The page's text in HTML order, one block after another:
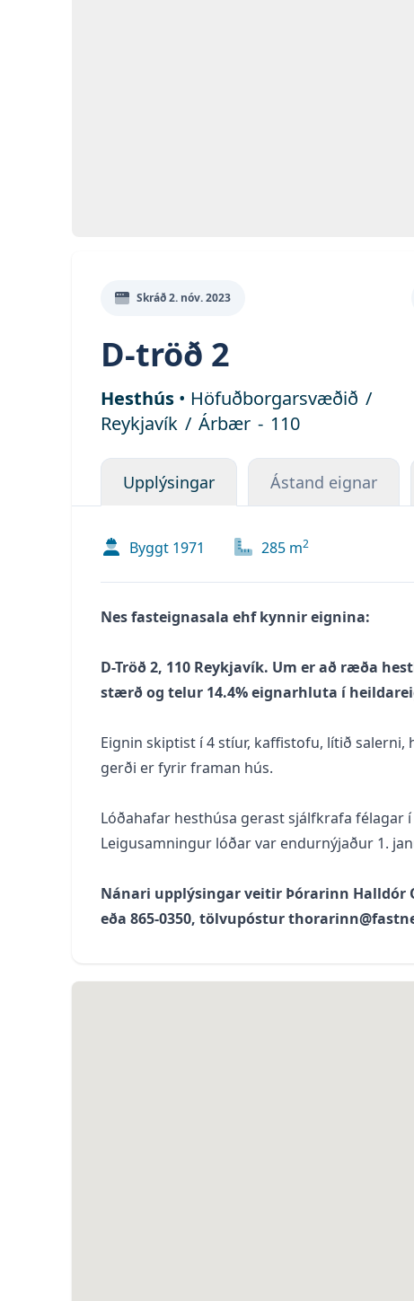
Skráð2. nóv. 2023
D-tröð 2
Hesthús • Höfuðborgarsvæðið /
Reykjavík / Árbær - 110
Upplýsingar Ástand eignar
Byggt 1971 285 m2
Nes fasteignasala ehf kynnir eignina:
D-Tröð 2, 110 Reykjavík. Um er að ræða
stærð og telur 14.4% eignarhluta í
Eignin skiptist í 4 stíur, kaffistofu, lítið
gerði er fyrir framan hús.
Lóðahafar hesthúsa gerast sjálfkrafa félagar
Leigusamningur lóðar var endurnýjaður 1.
Nánari upplýsingar veitir Þórarinn Halldór
eða 865-0350, tölvupóstur